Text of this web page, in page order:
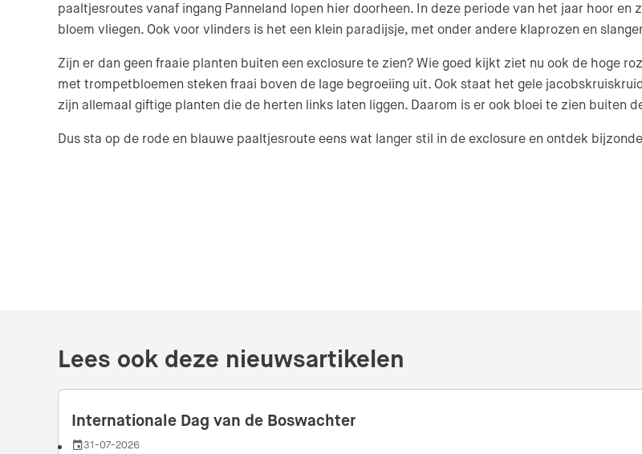
paaltjesroutes vanaf ingang Panneland lopen hier doorheen. In deze periode van het jaar hoor en
bloem vliegen. Ook voor vlinders is het een klein paradijsje, met onder andere klaprozen en
Zijn er dan geen fraaie planten buiten een exclosure te zien? Wie goed kijkt ziet nu ook de hoge
met trompetbloemen steken fraai boven de lage begroeiing uit. Ook staat het gele
zijn allemaal giftige planten die de herten links laten liggen. Daarom is er ook bloei te zien buiten
Dus sta op de rode en blauwe paaltjesroute eens wat langer stil in de exclosure en ontdek
Lees ook deze nieuwsartikelen
Internationale Dag van de Boswachter
Datum
31-07-2026